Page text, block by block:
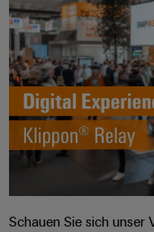
Schauen Sie sich